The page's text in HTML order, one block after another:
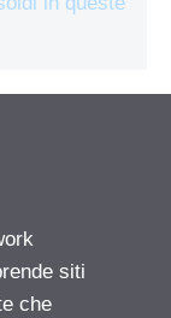
siti
che